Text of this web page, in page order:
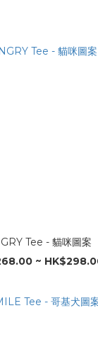
Tee - 貓咪圖案
~